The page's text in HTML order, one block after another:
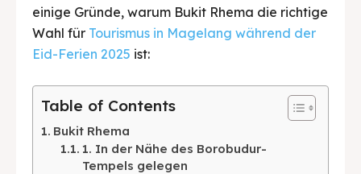
Suche
Suche
English 中文 Indonesia
Français Deutsch Nederlands
einige Gründe, warum Bukit Rhema die richtige
Wahl für Tourismus in Magelang während der
Eid-Ferien 2025 ist:
Table of Contents
Bukit Rhema
1. In der Nähe des Borobudur-
Tempels gelegen